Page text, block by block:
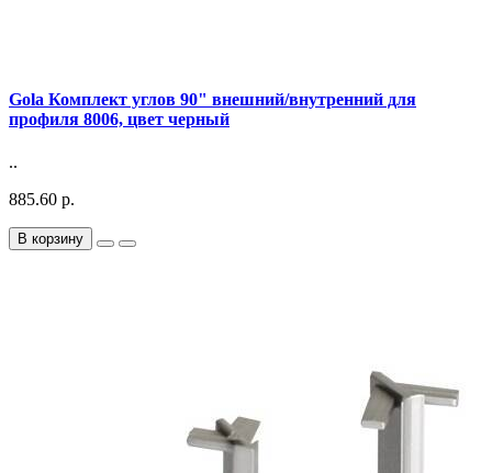
Gola Комплект углов 90" внешний/внутренний для
профиля 8006, цвет черный
..
885.60 р.
В корзину